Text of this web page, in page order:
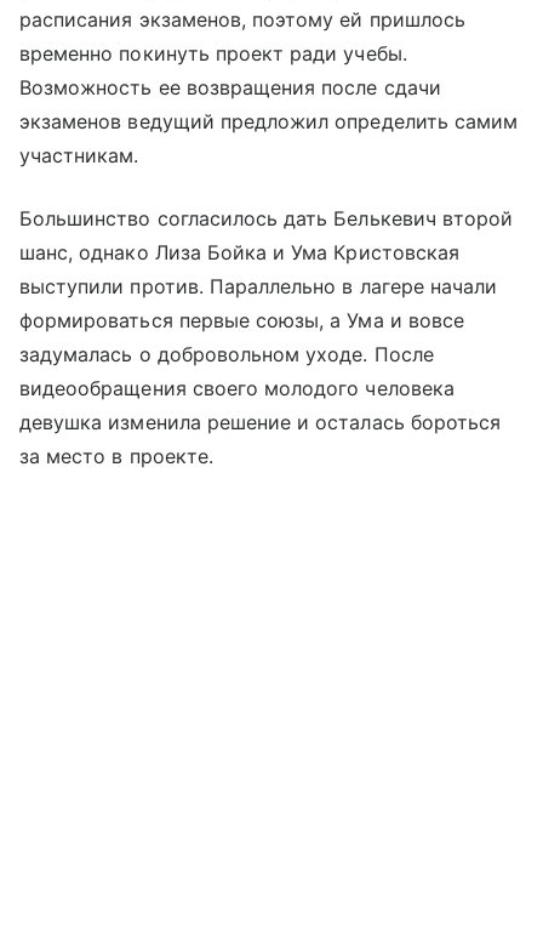
расписания экзаменов, поэтому ей пришлось
временно покинуть проект ради учебы.
Возможность ее возвращения после сдачи
экзаменов ведущий предложил определить самим
участникам.
Большинство согласилось дать Белькевич второй
шанс, однако Лиза Бойка и Ума Кристовская
выступили против. Параллельно в лагере начали
формироваться первые союзы, а Ума и вовсе
задумалась о добровольном уходе. После
видеообращения своего молодого человека
девушка изменила решение и осталась бороться
за место в проекте.